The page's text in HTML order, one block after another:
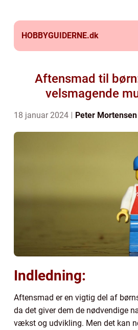
HOBBYGUIDERNE.dk
Aftensmad til
velsmagende
18 januar 2024 Peter Mortensen
Indledning:
Aftensmad er en vigtig del af
da det giver dem de nødvendige
vækst og udvikling. Men det kan